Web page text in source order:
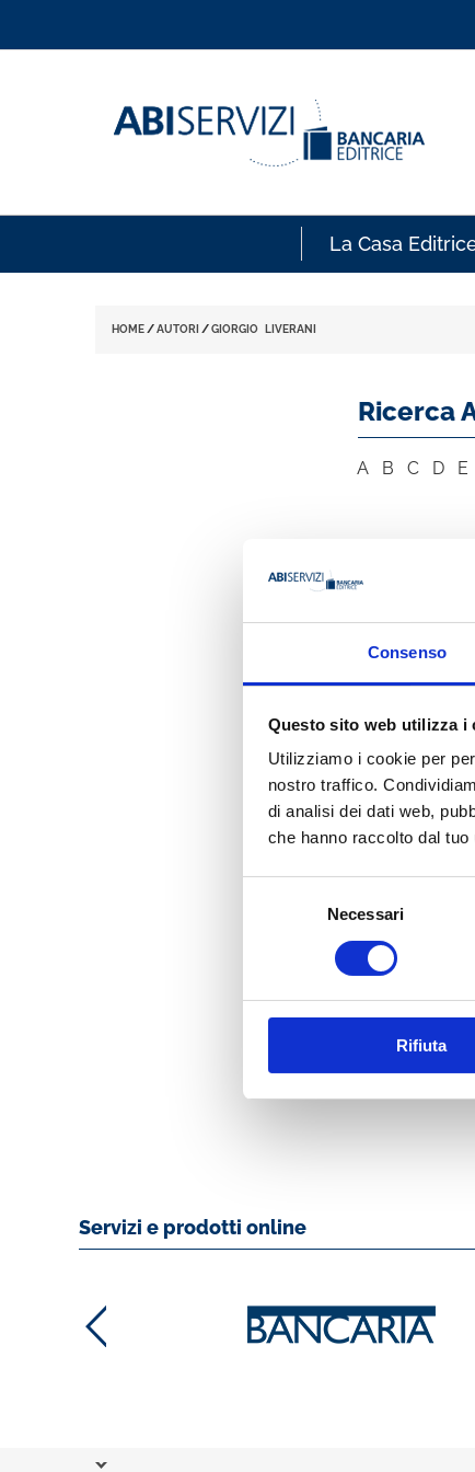
Consenso
Questo sito web utilizza i
Utilizziamo i cookie per
nostro traffico.
di analisi dei dati web,
che hanno raccolto dal
Necessari
Rifiuta
La Casa
HOME /AUTORI /GIORGIO LIVERANI
Ricerca
A B C D E
Ha
MAASTRICHT
PROTOCOL:
AND
Servizi e prodotti online